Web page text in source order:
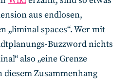
aus endlosen,
„liminal spaces“. Wer mit
Buzzword nichts
also „eine Grenze
Zusammenhang